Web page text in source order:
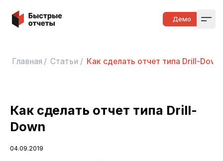
Быстрые отчеты Демо
Главная / Статьи / Как сделать отчет типа Drill-Down
Как сделать отчет типа Drill-
Down
04.09.2019